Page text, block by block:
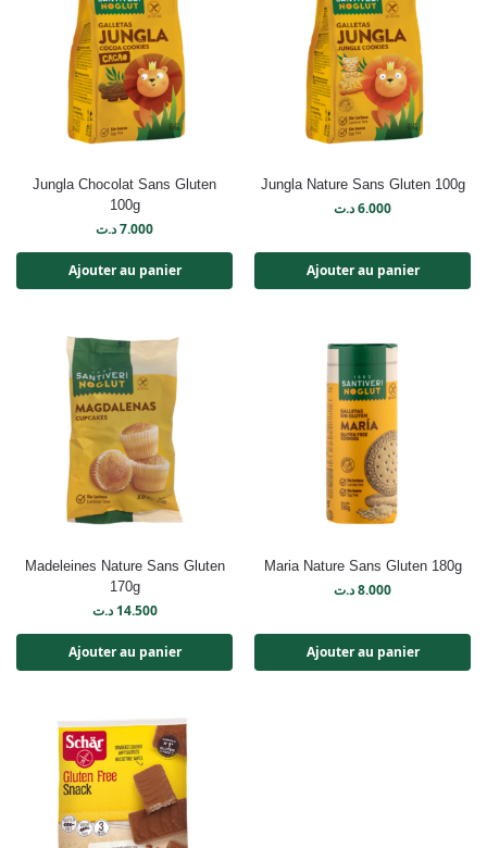
Jungla Chocolat Sans Gluten
100g
7.000د.ت
Ajouter au panier
Jungla Nature Sans Gluten 100g
6.000د.ت
Ajouter au panier
Madeleines Nature Sans Gluten
170g
14.500 د.ت
Ajouter au panier
Maria Nature Sans Gluten 180g
8.000د.ت
Ajouter au panier